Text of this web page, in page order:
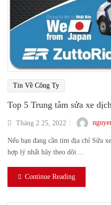
Tin Về Công Ty
Top 5 Trung tâm sửa xe
Tháng 2 25, 2022
Nếu bạn đang cần tìm địa chỉ Sửa
hợp lý nhất hãy theo dõi ...
Continue Reading